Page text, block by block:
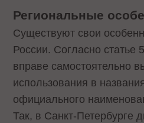
Региональные
Существуют свои
России. Согласно статье
вправе самостоятельно
использования в
официального
Так, в Санкт-Петербурге